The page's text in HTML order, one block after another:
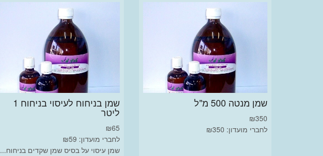
שמן מנטה 500 מ"ל
₪350
לחברי מועדון: ₪350
שמן בניחוח לעיסוי בניחוח 1
ליטר
₪65
לחברי מועדון: ₪59
שמן עיסוי על בסיס שמן שקדים בניחוח...